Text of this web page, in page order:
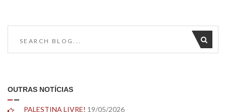
OUTRAS NOTÍCIAS
PALESTINA LIVRE! 19/05/2026